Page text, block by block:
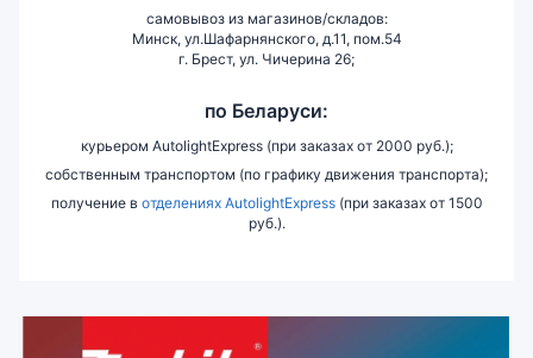
самовывоз из магазинов/складов:
Минск, ул.Шафарнянского, д.11, пом.54
г. Брест, ул. Чичерина 26;
по Беларуси:
курьером AutolightExpress (при заказах от 2000 руб.);
собственным транспортом (по графику движения транспорта);
получение в отделениях AutolightExpress(при заказах от 1500
руб.).